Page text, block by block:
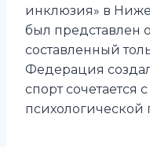
инклюзия» в
был представлен
составленный
Федерация
спорт